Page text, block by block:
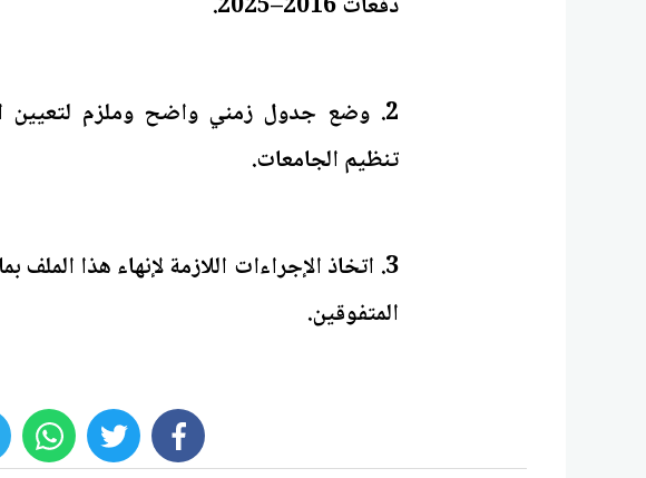
2. وضع جدول زمني واضح وملزم لتعيين
تنظيم الجامعات.
3. اتخاذ الإجراءات اللازمة لإنهاء هذا
المتفوقين.
facebook
twitter